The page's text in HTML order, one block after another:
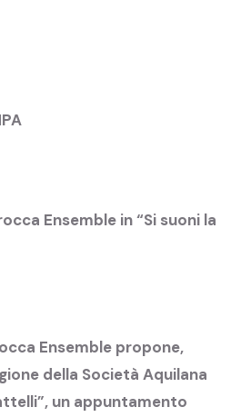
Ensemble in “Si suoni la
Ensemble propone,
della Società Aquilana
un appuntamento